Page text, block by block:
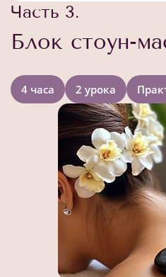
Часть 3.
Блок стоун-
4 часа 2 урока